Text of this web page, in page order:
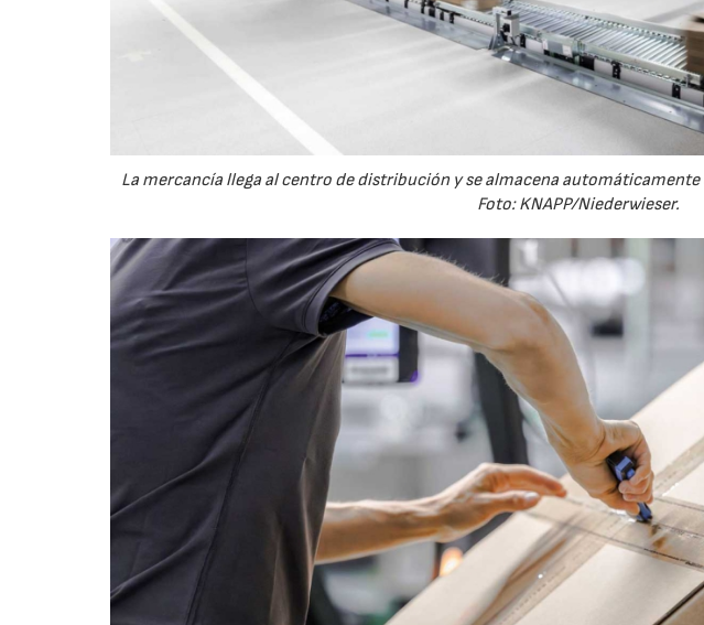
La mercancía llega al centro de distribución y se almacena
Foto: KNAPP/Niederwieser.